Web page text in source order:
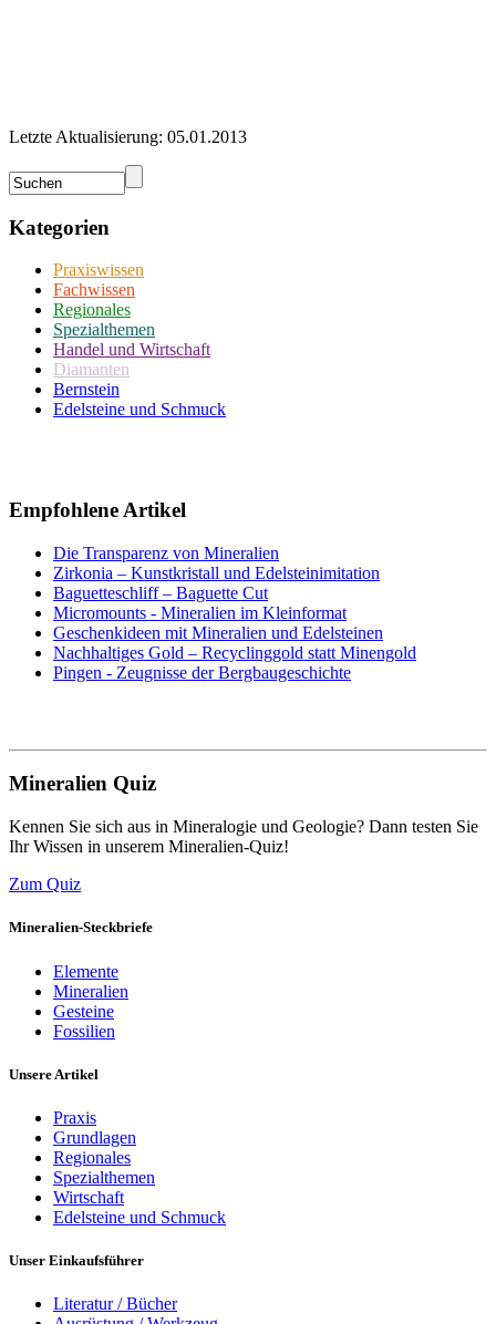
Letzte Aktualisierung: 05.01.2013
Kategorien
Praxiswissen
Fachwissen
Regionales
Spezialthemen
Handel und Wirtschaft
Diamanten
Bernstein
Edelsteine und Schmuck
Empfohlene Artikel
Die Transparenz von Mineralien
Zirkonia – Kunstkristall und Edelsteinimitation
Baguetteschliff – Baguette Cut
Micromounts - Mineralien im Kleinformat
Geschenkideen mit Mineralien und Edelsteinen
Nachhaltiges Gold – Recyclinggold statt Minengold
Pingen - Zeugnisse der Bergbaugeschichte
Mineralien Quiz
Kennen Sie sich aus in Mineralogie und Geologie? Dann testen Sie
Ihr Wissen in unserem Mineralien-Quiz!
Zum Quiz
Mineralien-Steckbriefe
Elemente
Mineralien
Gesteine
Fossilien
Unsere Artikel
Praxis
Grundlagen
Regionales
Spezialthemen
Wirtschaft
Edelsteine und Schmuck
Unser Einkaufsführer
Literatur / Bücher